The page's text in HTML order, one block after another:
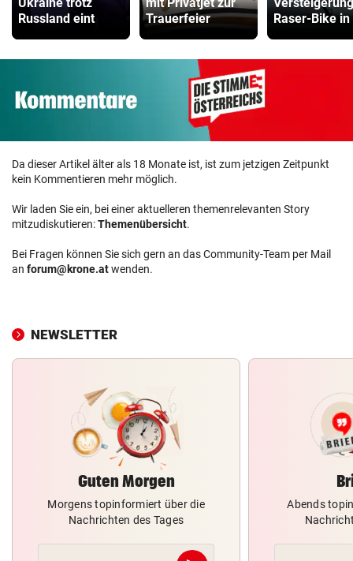
Russland eint
Trauerfeier
Raser-Bike in
Da dieser Artikel älter als 18 Monate ist, ist zum jetzigen Zeitpunkt
kein Kommentieren mehr möglich.
Wir laden Sie ein, bei einer aktuelleren themenrelevanten Story
mitzudiskutieren:Themenübersicht.
Bei Fragen können Sie sich gern an das Community-Team per Mail
an forum@krone.atwenden.
NEWSLETTER
Guten Morgen
Morgens topinformiert über die
Nachrichten des Tages
Abends